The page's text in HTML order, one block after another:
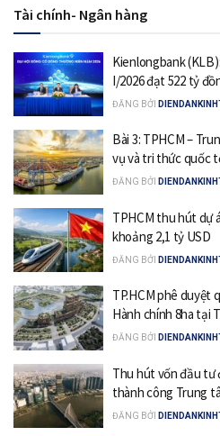
Tài chính- Ngân hàng
Kienlongbank
I/2026 đạt 522 tỷ
ĐĂNG BỞI
Bài 3: TPHCM –
vụ và tri thức quốc
ĐĂNG BỞI
TPHCM thu hút dự
khoảng 2,1 tỷ USD
ĐĂNG BỞI
TP.HCM phê duyệt
Hành chính 8ha tại
ĐĂNG BỞI
Thu hút vốn đầu tư
thành công Trung
ĐĂNG BỞI